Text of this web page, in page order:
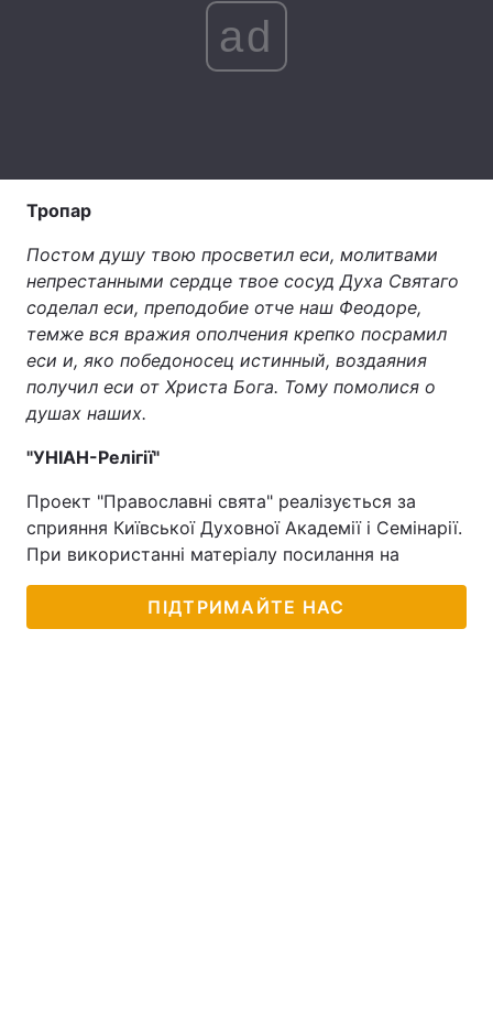
Політика
Світ
Зброя
Здоров'я Туризм
Цікавинки Погода
Екологія Регіони
Лонгріди
Відео з Youtube
Інтерв'ю Думки
Архів Вакансії
ad
Тропар
Постом душу твою просветил еси, молитвами
непрестанными сердце твое сосуд Духа Святаго
соделал еси, преподобие отче наш Феодоре,
темже вся вражия ополчения крепко посрамил
еси и, яко победоносец истинный, воздаяния
получил еси от Христа Бога. Тому помолися о
душах наших.
"УНІАН-Релігії"
Проект "Православні свята" реалізується за
сприяння Київської Духовної Академії і Семінарії.
При використанні матеріалу посилання на
ПІДТРИМАЙТЕ НАС